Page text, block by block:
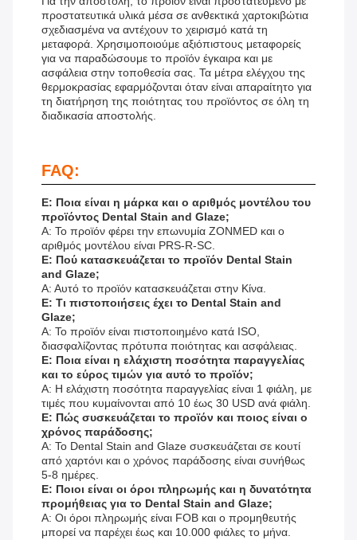
προστατευτικά υλικά μέσα σε ανθεκτικά χαρτοκιβώτια
σχεδιασμένα να αντέχουν το χειρισμό κατά τη
μεταφορά. Χρησιμοποιούμε αξιόπιστους μεταφορείς
για να παραδώσουμε το προϊόν έγκαιρα και με
ασφάλεια στην τοποθεσία σας. Τα μέτρα ελέγχου της
θερμοκρασίας εφαρμόζονται όταν είναι απαραίτητο για
τη διατήρηση της ποιότητας του προϊόντος σε όλη τη
διαδικασία αποστολής.
FAQ:
Ε: Ποια είναι η μάρκα και ο αριθμός μοντέλου του
προϊόντος Dental Stain and Glaze;
Α: Το προϊόν φέρει την επωνυμία ZONMED και ο
αριθμός μοντέλου είναι PRS-R-SC.
Ε: Πού κατασκευάζεται το προϊόν Dental Stain
and Glaze;
Α: Αυτό το προϊόν κατασκευάζεται στην Κίνα.
Ε: Τι πιστοποιήσεις έχει το Dental Stain and
Glaze;
Α: Το προϊόν είναι πιστοποιημένο κατά ISO,
διασφαλίζοντας πρότυπα ποιότητας και ασφάλειας.
Ε: Ποια είναι η ελάχιστη ποσότητα παραγγελίας
και το εύρος τιμών για αυτό το προϊόν;
Α: Η ελάχιστη ποσότητα παραγγελίας είναι 1 φιάλη, με
τιμές που κυμαίνονται από 10 έως 30 USD ανά φιάλη.
Ε: Πώς συσκευάζεται το προϊόν και ποιος είναι ο
χρόνος παράδοσης;
Α: Το Dental Stain and Glaze συσκευάζεται σε κουτί
από χαρτόνι και ο χρόνος παράδοσης είναι συνήθως
5-8 ημέρες.
Ε: Ποιοι είναι οι όροι πληρωμής και η δυνατότητα
προμήθειας για το Dental Stain and Glaze;
Α: Οι όροι πληρωμής είναι FOB και ο προμηθευτής
μπορεί να παρέχει έως και 10.000 φιάλες το μήνα.